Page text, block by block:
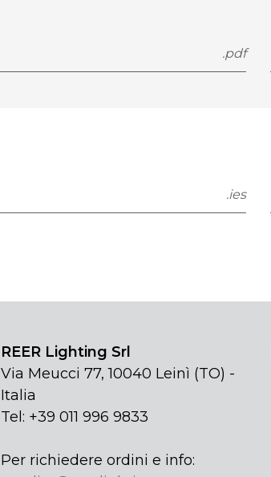
.pdf
.ies
REER Lighting Srl
Via Meucci 77, 10040 Leinì (TO) -
Italia
Tel: +39 011 996 9833
Per richiedere ordini e info: